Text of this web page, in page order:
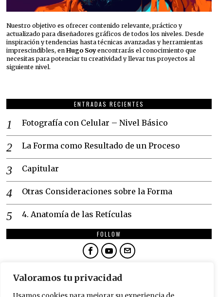
Valoramos tu privacidad
Nuestro objetivo es ofrecer contenido relevante, práctico y
actualizado para diseñadores gráficos de todos los niveles. Desde
inspiración y tendencias hasta técnicas avanzadas y herramientas
imprescindibles, enHugo Soyencontrarás el conocimiento que
necesitas para potenciar tu creatividad y llevar tus proyectos al
siguiente nivel.
ENTRADAS RECIENTES
Fotografía con Celular – Nivel Básico
La Forma como Resultado de un Proceso
Capitular
Otras Consideraciones sobre la Forma
4. Anatomía de las Retículas
FOLLOW
NEWSLETTER